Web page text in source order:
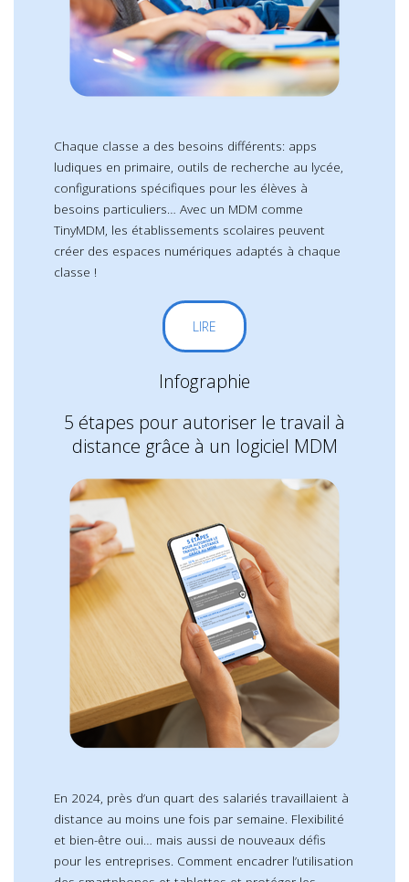
Chaque classe a des besoins différents: apps
ludiques en primaire, outils de recherche au lycée,
configurations spécifiques pour les élèves à
besoins particuliers… Avec un MDM comme
TinyMDM, les établissements scolaires peuvent
créer des espaces numériques adaptés à chaque
classe !
LIRE
Infographie
5 étapes pour autoriser le travail à
distance grâce à un logiciel MDM
En 2024, près d’un quart des salariés travaillaient à
distance au moins une fois par semaine. Flexibilité
et bien-être oui… mais aussi de nouveaux défis
pour les entreprises. Comment encadrer l’utilisation